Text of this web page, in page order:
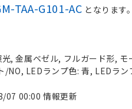
TAA-G101-AC となります
, 金属ベゼル, フルガード形,
/NO, LEDランプ色: 青, LEDラン
07 00:00 情報更新